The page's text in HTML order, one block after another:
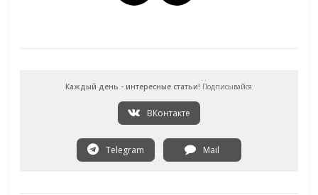
Каждый день - интересные статьи! Подписывайся
ВКонтакте
Telegram Mail